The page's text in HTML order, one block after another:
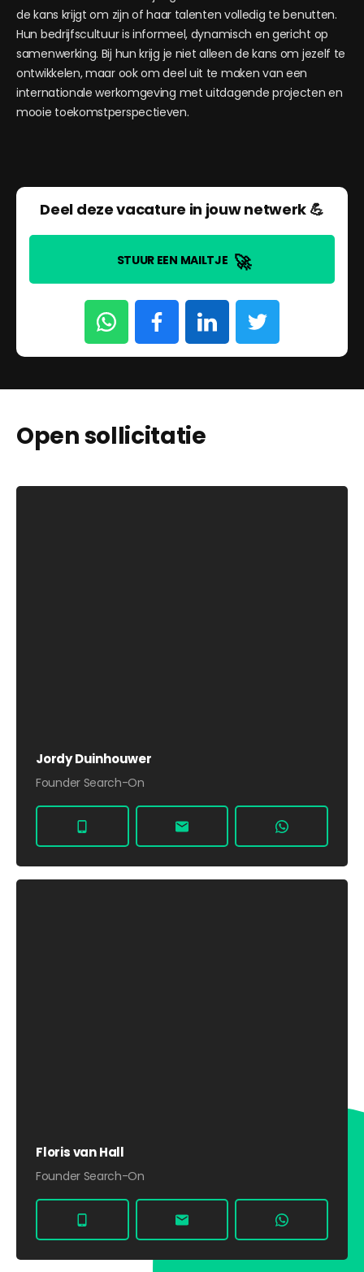
de kans krijgt om zijn of haar talenten volledig te benutten.
Hun bedrijfscultuur is informeel, dynamisch en gericht op
samenwerking. Bij hun krijg je niet alleen de kans om jezelf te
ontwikkelen, maar ook om deel uit te maken van een
internationale werkomgeving met uitdagende projecten en
mooie toekomstperspectieven.
Deel deze vacature in jouw netwerk 💪
STUUR EEN MAILTJE 🚀
Open sollicitatie
Jordy Duinhouwer
Founder Search-On
Floris van Hall
Founder Search-On